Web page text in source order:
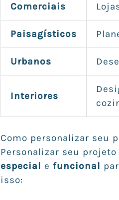
Comerciais
Paisagísticos
Urbanos
Interiores
Como personalizar seu
Personalizar seu
especial e funcional
isso: